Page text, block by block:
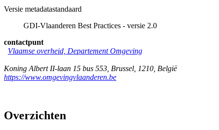
Versie metadatastandaard
GDI-Vlaanderen Best Practices - versie 2.0
contactpunt
Vlaamse overheid, Departement Omgeving
Koning Albert II-laan 15 bus 553 Brussel 1210 België
https://www.omgevingvlaanderen.be
Overzichten